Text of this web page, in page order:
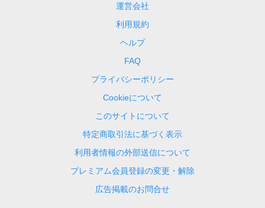
運営会社
利用規約
ヘルプ
FAQ
プライバシーポリシー
Cookieについて
このサイトについて
特定商取引法に基づく表示
利用者情報の外部送信について
プレミアム会員登録の変更・解除
広告掲載のお問合せ